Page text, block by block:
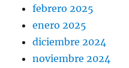
febrero 2025
enero 2025
diciembre 2024
noviembre 2024